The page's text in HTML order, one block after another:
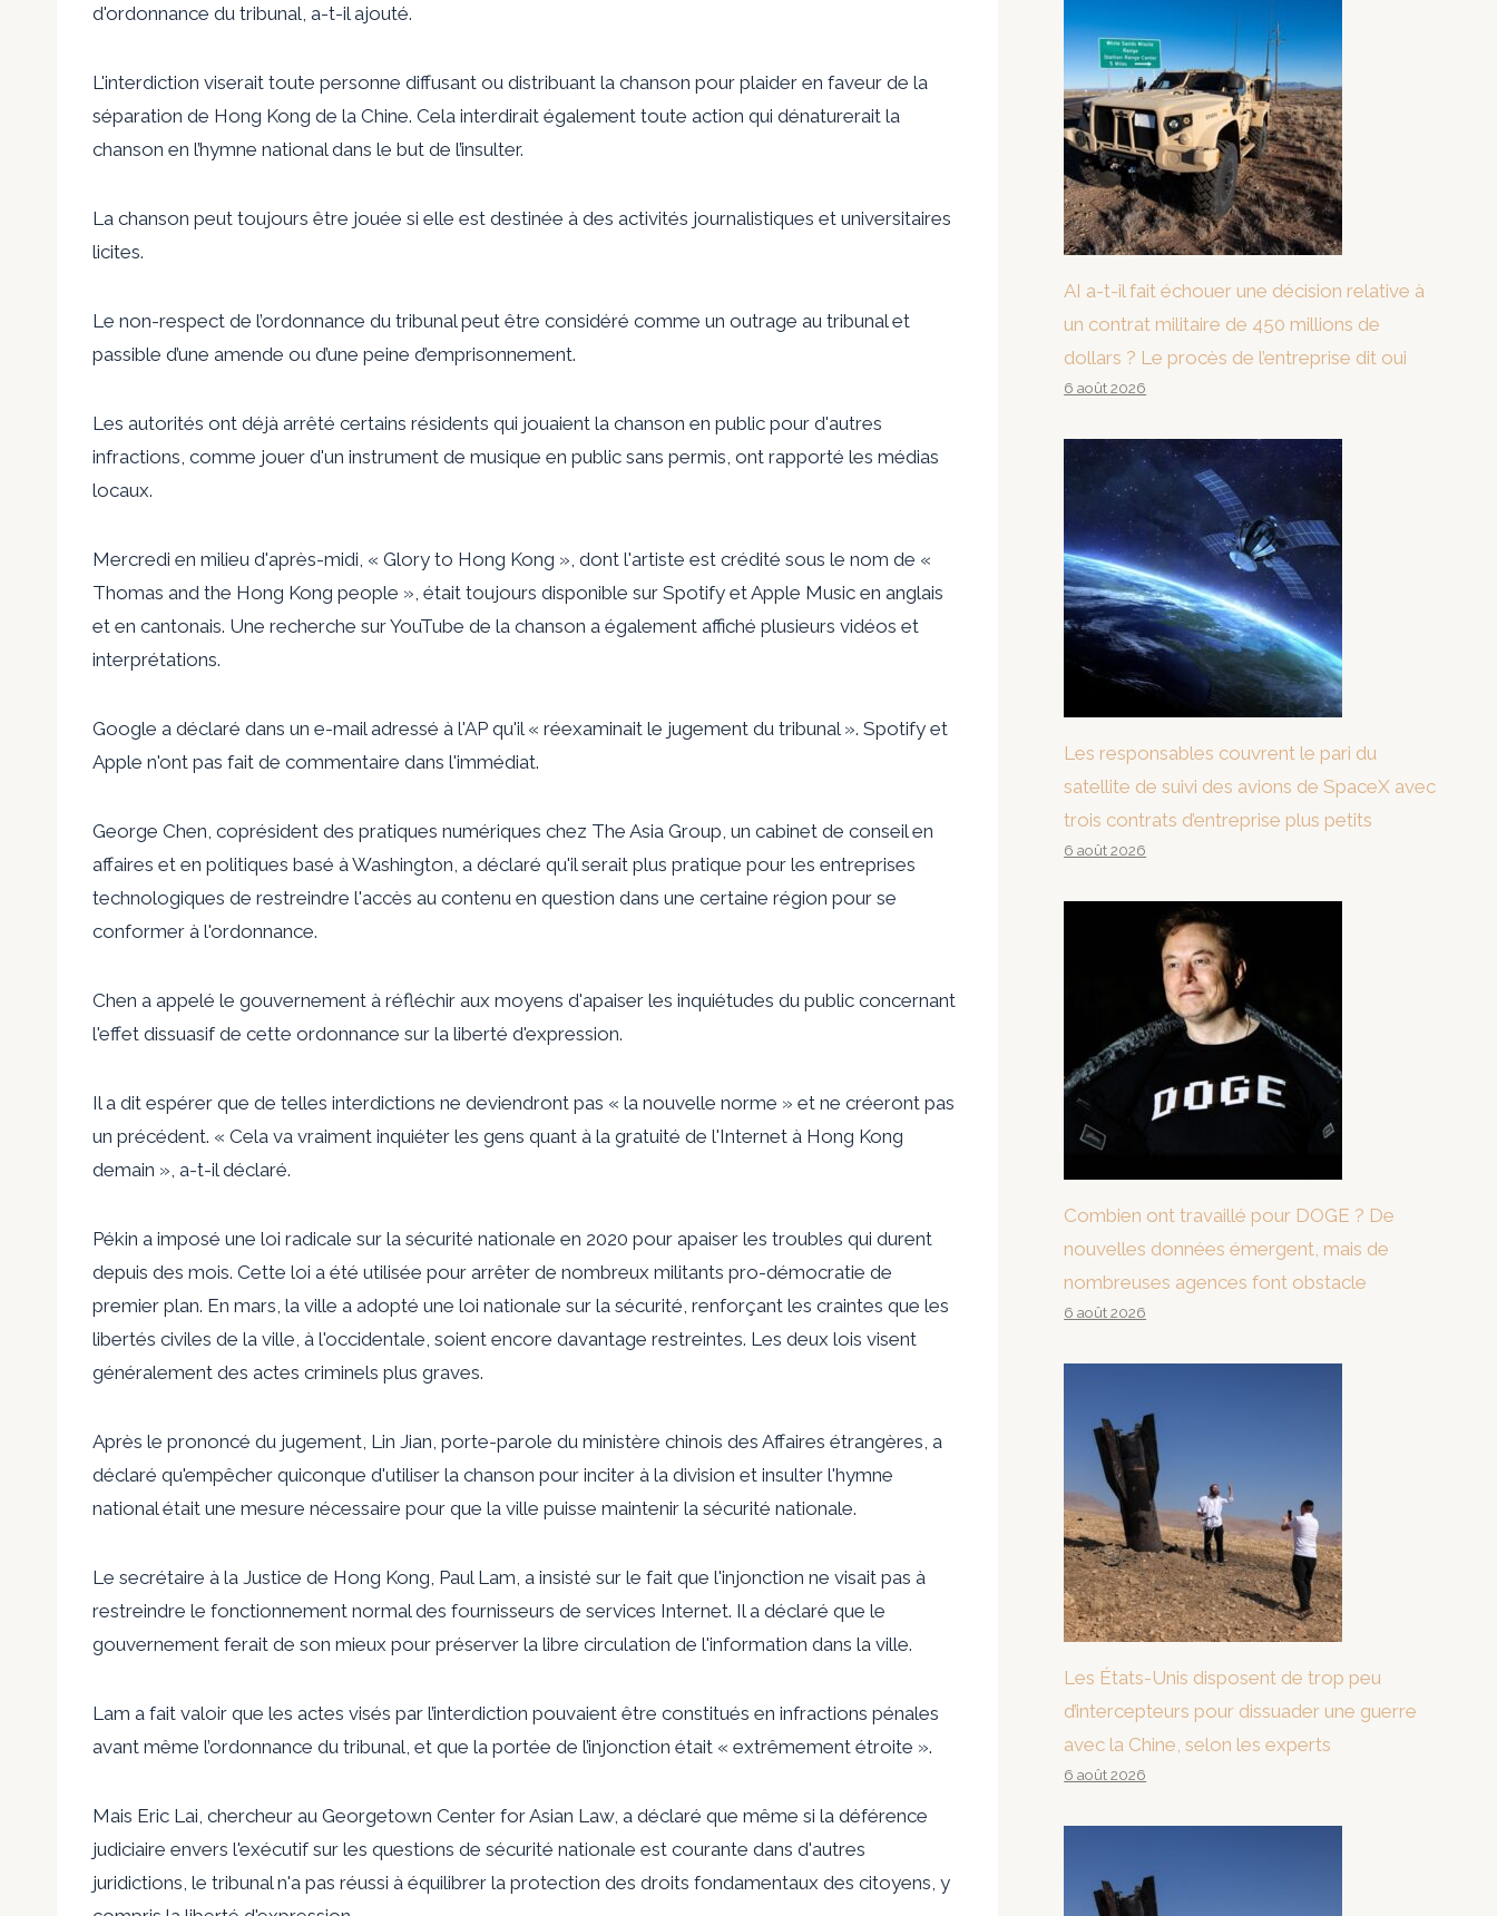
d'ordonnance du tribunal, a-t-il ajouté.
L'interdiction viserait toute personne diffusant ou distribuant la chanson pour plaider en faveur de la
séparation de Hong Kong de la Chine. Cela interdirait également toute action qui dénaturerait la
chanson en l’hymne national dans le but de l’insulter.
La chanson peut toujours être jouée si elle est destinée à des activités journalistiques et universitaires
licites.
Le non-respect de l’ordonnance du tribunal peut être considéré comme un outrage au tribunal et
passible d’une amende ou d’une peine d’emprisonnement.
Les autorités ont déjà arrêté certains résidents qui jouaient la chanson en public pour d'autres
infractions, comme jouer d'un instrument de musique en public sans permis, ont rapporté les médias
locaux.
Mercredi en milieu d'après-midi, « Glory to Hong Kong », dont l'artiste est crédité sous le nom de «
Thomas and the Hong Kong people », était toujours disponible sur Spotify et Apple Music en anglais
et en cantonais. Une recherche sur YouTube de la chanson a également affiché plusieurs vidéos et
interprétations.
Google a déclaré dans un e-mail adressé à l'AP qu'il « réexaminait le jugement du tribunal ». Spotify et
Apple n'ont pas fait de commentaire dans l'immédiat.
George Chen, coprésident des pratiques numériques chez The Asia Group, un cabinet de conseil en
affaires et en politiques basé à Washington, a déclaré qu'il serait plus pratique pour les entreprises
technologiques de restreindre l'accès au contenu en question dans une certaine région pour se
conformer à l'ordonnance.
Chen a appelé le gouvernement à réfléchir aux moyens d'apaiser les inquiétudes du public concernant
l'effet dissuasif de cette ordonnance sur la liberté d'expression.
Il a dit espérer que de telles interdictions ne deviendront pas « la nouvelle norme » et ne créeront pas
un précédent. « Cela va vraiment inquiéter les gens quant à la gratuité de l'Internet à Hong Kong
demain », a-t-il déclaré.
Pékin a imposé une loi radicale sur la sécurité nationale en 2020 pour apaiser les troubles qui durent
depuis des mois. Cette loi a été utilisée pour arrêter de nombreux militants pro-démocratie de
premier plan. En mars, la ville a adopté une loi nationale sur la sécurité, renforçant les craintes que les
libertés civiles de la ville, à l'occidentale, soient encore davantage restreintes. Les deux lois visent
généralement des actes criminels plus graves.
Après le prononcé du jugement, Lin Jian, porte-parole du ministère chinois des Affaires étrangères, a
déclaré qu'empêcher quiconque d'utiliser la chanson pour inciter à la division et insulter l'hymne
national était une mesure nécessaire pour que la ville puisse maintenir la sécurité nationale.
Le secrétaire à la Justice de Hong Kong, Paul Lam, a insisté sur le fait que l'injonction ne visait pas à
restreindre le fonctionnement normal des fournisseurs de services Internet. Il a déclaré que le
gouvernement ferait de son mieux pour préserver la libre circulation de l'information dans la ville.
Lam a fait valoir que les actes visés par l’interdiction pouvaient être constitués en infractions pénales
avant même l’ordonnance du tribunal, et que la portée de l’injonction était « extrêmement étroite ».
Mais Eric Lai, chercheur au Georgetown Center for Asian Law, a déclaré que même si la déférence
judiciaire envers l'exécutif sur les questions de sécurité nationale est courante dans d'autres
juridictions, le tribunal n'a pas réussi à équilibrer la protection des droits fondamentaux des citoyens, y
AI a-t-il fait échouer une décision relative à
un contrat militaire de 450 millions de
dollars ? Le procès de l’entreprise dit oui
6 août 2026
Les responsables couvrent le pari du
satellite de suivi des avions de SpaceX avec
trois contrats d’entreprise plus petits
6 août 2026
Combien ont travaillé pour DOGE ? De
nouvelles données émergent, mais de
nombreuses agences font obstacle
6 août 2026
Les États-Unis disposent de trop peu
d’intercepteurs pour dissuader une guerre
avec la Chine, selon les experts
6 août 2026